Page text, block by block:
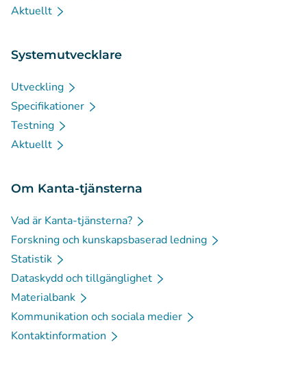
Aktuellt
Systemutvecklare
Utveckling
Specifikationer
Testning
Aktuellt
Om Kanta-tjänsterna
Vad är Kanta-tjänsterna?
Forskning och kunskapsbaserad ledning
Statistik
Dataskydd och tillgänglighet
Materialbank
Kommunikation och sociala medier
Kontaktinformation